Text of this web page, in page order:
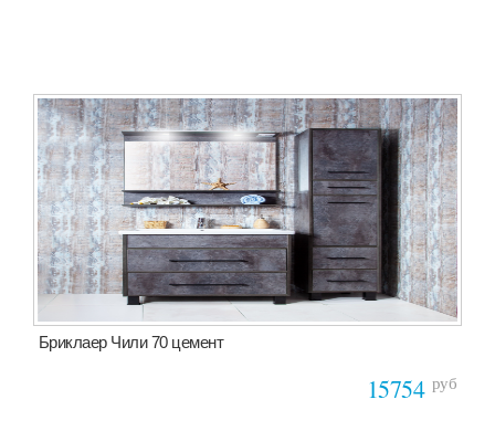
Бриклаер Чили 70 цемент
15754 руб